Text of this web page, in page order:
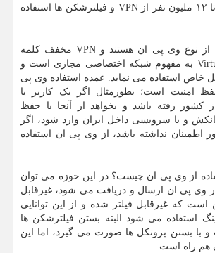
نموده بود حدود ۱۰ تا ۱۲ ملیون نفر از VPN و فیلترشکن ها استفاده
بیشتر فیلترشکن ها از نوع وی پی ان هستند و VPN مخفف کلمه
Virtual Private Network به مفهوم شبکه اختصاصی مجازی است و
خاص استفاده می نماید. عمده استفاده وی پی
امنیت است؛ بطورمثال اگر یک کاربر یا
کشور رفته باشد و بخواهد از آنجا با حفظ
بانکش و یا سرویسی داخل ایران وارد شود، اگر
نداشته باشد، از وی پی ان استفاده
از وی پی ان چیست؟ در این حوزه می توان
وی پی ان ارسال و دریافت می شود، غیرقابل
است که غیرقابل فیلتر شده و از این توانایی
استفاده می شود البته بستن فیلترشکن ها
با بستن پروتکل ها صورت می گیرد، اما این
هم راه است.